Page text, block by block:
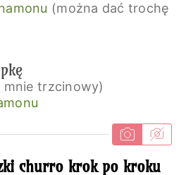
(można dać trochę
mnie trzcinowy)
churro krok po kroku